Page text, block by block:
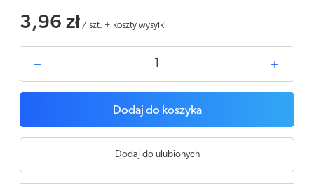
3,96 zł / szt. + koszty wysyłki
Dodaj do koszyka
Dodaj do ulubionych